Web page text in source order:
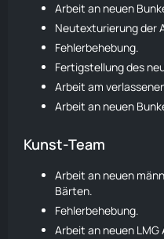
Arbeit an neuen
Neutexturierung der
Fehlerbehebung.
Fertigstellung des
Arbeit am
Arbeit an neuen
Kunst-Team
Arbeit an neuen
Bärten.
Fehlerbehebung.
Arbeit an neuen LMG